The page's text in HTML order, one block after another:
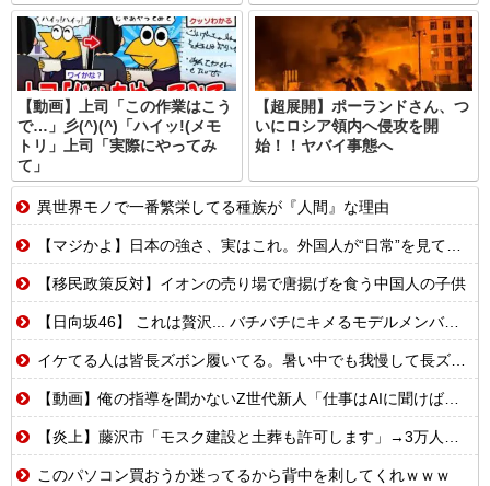
【動画】上司「この作業はこう
で…」彡(^)(^)「ハイッ!(メモ
トリ」上司「実際にやってみ
て」
【超展開】ポーランドさん、つ
いにロシア領内へ侵攻を開
始！！ヤバイ事態へ
異世界モノで一番繁栄してる種族が『人間』な理由
【マジかよ】日本の強さ、実はこれ。外国人が“日常”を見て衝撃を受けた理由
【移民政策反対】イオンの売り場で唐揚げを食う中国人の子供
【日向坂46】 これは贅沢... バチバチにキメるモデルメンバーこちら
イケてる人は皆長ズボン履いてる。暑い中でも我慢して長ズボン履いてる。半ズボンはモテ無い。厳しいって
【動画】俺の指導を聞かないZ世代新人「仕事はAIに聞けば余裕w」俺「AI以下でごめんね」→指導やめて放置プレイした結果w
【炎上】藤沢市「モスク建設と土葬も許可します」→3万人の反対署名も却下
このパソコン買おうか迷ってるから背中を刺してくれｗｗｗ